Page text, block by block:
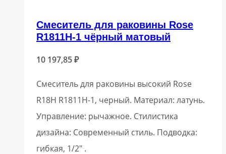
Смеситель для раковины Rose
R1811H-1 чёрный матовый
10 197,85₽
Смеситель для раковины высокий Rose
R18H R1811H-1, черный. Материал: латунь.
Управление: рычажное. Стилистика
дизайна: Современный стиль. Подводка:
гибкая, 1/2″ .